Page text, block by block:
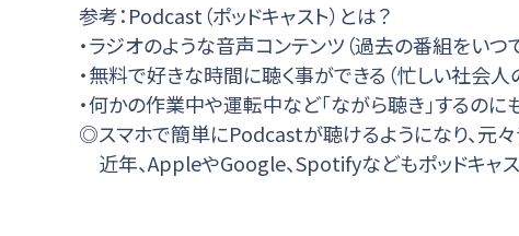
参考：Podcast（ポッドキャスト）とは？
・ラジオのような音声コンテンツ（過去の番組をいつ
・無料で好きな時間に聴く事ができる（忙しい社会
・何かの作業中や運転中など｢ながら聴き｣するのに
◎スマホで簡単にPodcastが聴けるようになり、元
近年、AppleやGoogle、Spotifyなどもポッドキャ